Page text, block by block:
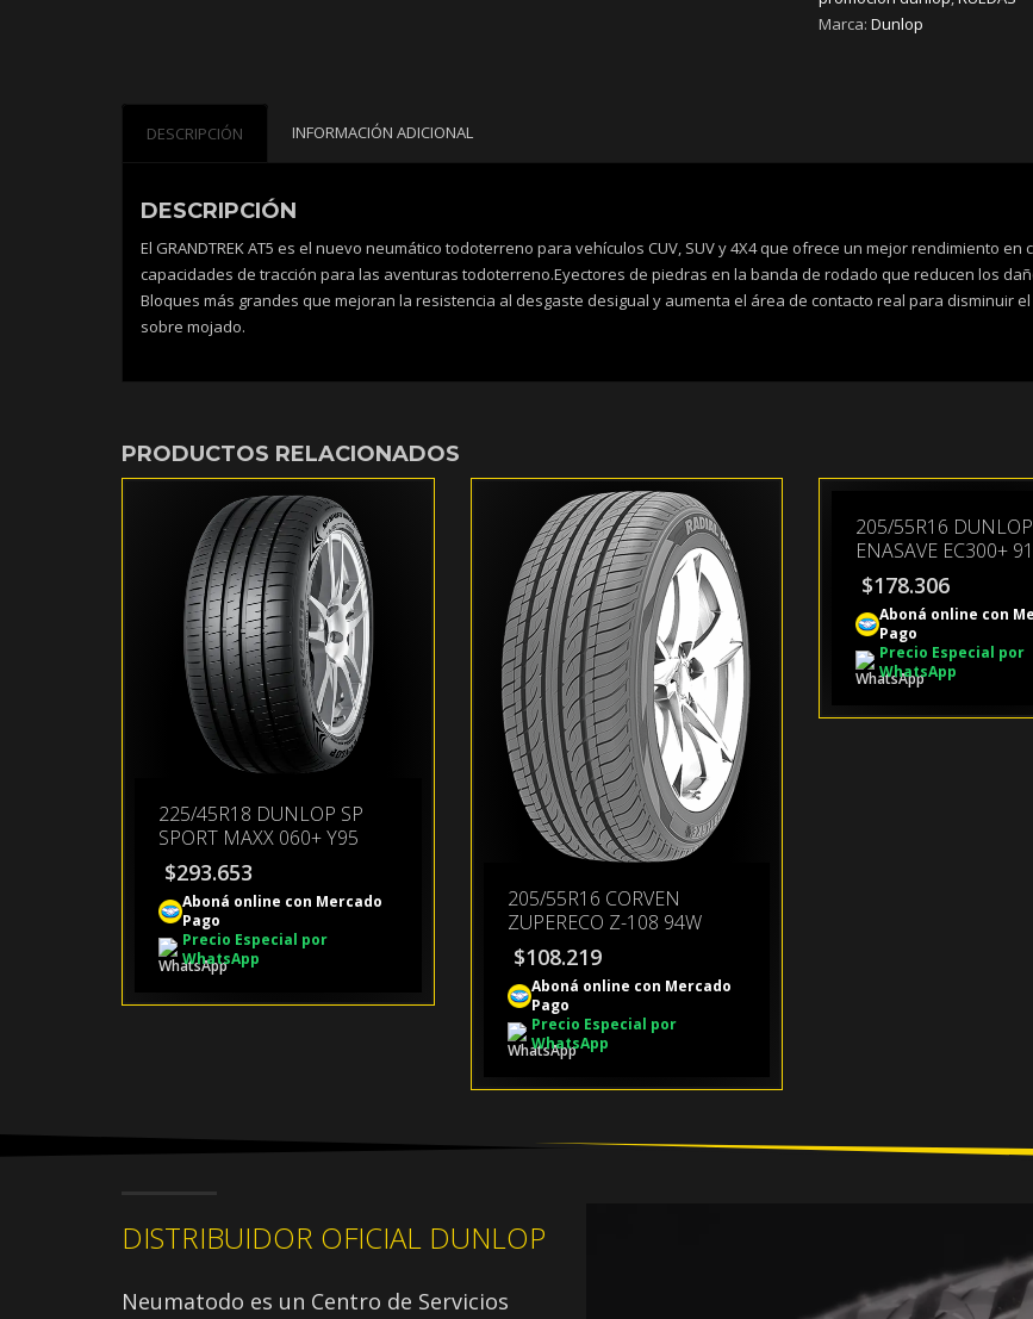
Marca: Dunlop
DESCRIPCIÓN INFORMACIÓN ADICIONAL
DESCRIPCIÓN
El GRANDTREK AT5 es el nuevo neumático todoterreno para vehículos CUV, SUV y 4X4 que ofrece un mejor rendimiento
capacidades de tracción para las aventuras todoterreno.Eyectores de piedras en la banda de rodado que reducen los
Bloques más grandes que mejoran la resistencia al desgaste desigual y aumenta el área de contacto real para disminuir
sobre mojado.
PRODUCTOS RELACIONADOS
225/45R18 DUNLOP SP
SPORT MAXX 060+ Y95
$293.653
Aboná online con Mercado
Pago
Precio Especial por
WhatsApp
205/55R16 CORVEN
ZUPERECO Z-108 94W
$108.219
Aboná online con Mercado
Pago
Precio Especial por
WhatsApp
205/55R16 DUNLOP
ENASAVE EC300+
$178.306
Aboná online con
Pago
Precio Especial por
WhatsApp
DISTRIBUIDOR OFICIAL DUNLOP
Neumatodo es un Centro de Servicios